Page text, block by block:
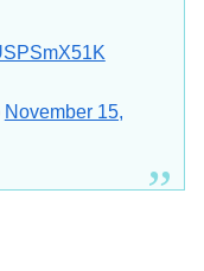
November 15,